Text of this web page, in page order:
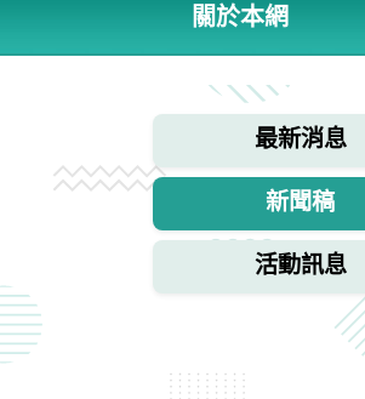
部
平
等
關於本網
最新消息
新聞稿
活動訊息